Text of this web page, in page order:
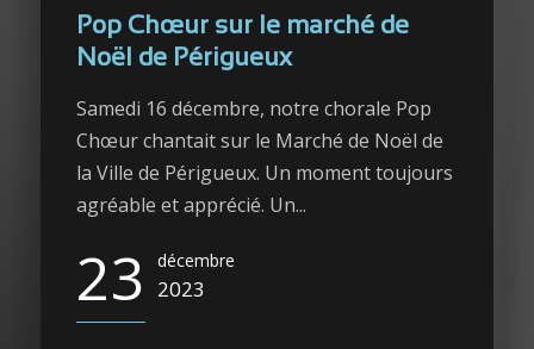
Pop Chœur sur le marché de
Noël de Périgueux
Samedi 16 décembre, notre chorale Pop
Chœur chantait sur le Marché de Noël de
la Ville de Périgueux. Un moment toujours
agréable et apprécié. Un...
23 décembre
2023